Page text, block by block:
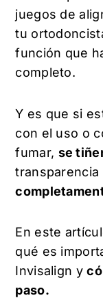
juegos de
tu
función que
completo.
Y es que si
con el uso o
fumar, se
En este
qué es
Invisalign y
paso.